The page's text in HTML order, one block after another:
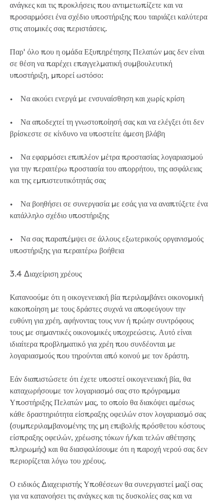
ανάγκες και τις προκλήσεις που αντιμετωπίζετε και να
προσαρμόσει ένα σχέδιο υποστήριξης που ταιριάζει καλύτερα
στις ατομικές σας περιστάσεις.
Παρ' όλο που η ομάδα Εξυπηρέτησης Πελατών μας δεν είναι
σε θέση να παρέχει επαγγελματική συμβουλευτική
υποστήριξη, μπορεί ωστόσο:
• Να ακούει ενεργά με ενσυναίσθηση και χωρίς κρίση
• Να αποδεχτεί τη γνωστοποίησή σας και να ελέγξει ότι δεν
βρίσκεστε σε κίνδυνο να υποστείτε άμεση βλάβη
• Να εφαρμόσει επιπλέον μέτρα προστασίας λογαριασμού
για την περαιτέρω προστασία του απορρήτου, της ασφάλειας
και της εμπιστευτικότητάς σας
• Να βοηθήσει σε συνεργασία με εσάς για να αναπτύξετε ένα
κατάλληλο σχέδιο υποστήριξης
• Να σας παραπέμψει σε άλλους εξωτερικούς οργανισμούς
υποστήριξης για περαιτέρω βοήθεια
3.4 Διαχείριση χρέους
Κατανοούμε ότι η οικογενειακή βία περιλαμβάνει οικονομική
κακοποίηση με τους δράστες συχνά να αποφεύγουν την
ευθύνη για χρέη, αφήνοντας τους νυν ή πρώην συντρόφους
τους με σημαντικές οικονομικές υποχρεώσεις. Αυτό είναι
ιδιαίτερα προβληματικό για χρέη που συνδέονται με
λογαριασμούς που τηρούνται από κοινού με τον δράστη.
Εάν διαπιστώσετε ότι έχετε υποστεί οικογενειακή βία, θα
καταχωρήσουμε τον λογαριασμό σας στο πρόγραμμα
Υποστήριξης Πελατών μας, το οποίο θα διακόψει αμέσως
κάθε δραστηριότητα είσπραξης οφειλών στον λογαριασμό σας
(συμπεριλαμβανομένης της μη επιβολής πρόσθετου κόστους
είσπραξης οφειλών, χρέωσης τόκων ή/και τελών αθέτησης
πληρωμής) και θα διασφαλίσουμε ότι η παροχή νερού σας δεν
περιορίζεται λόγω του χρέους.
Ο ειδικός Διαχειριστής Υποθέσεων θα συνεργαστεί μαζί σας
για να κατανοήσει τις ανάγκες και τις δυσκολίες σας και να